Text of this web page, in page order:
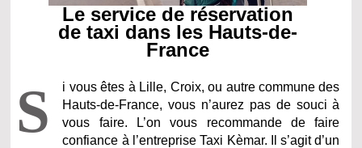
Le service de réservation
de taxi dans les Hauts-de-
France
S
i vous êtes à Lille, Croix, ou autre commune des
Hauts-de-France, vous n’aurez pas de souci à
vous faire. L’on vous recommande de faire
confiance à l’entreprise Taxi Kèmar. Il s’agit d’un